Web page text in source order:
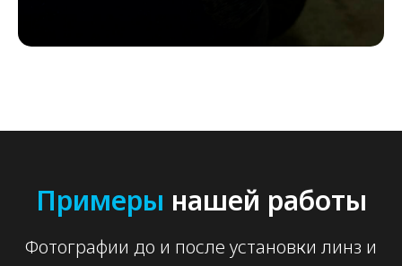
Примеры нашей работы
Фотографии до и после установки линз и